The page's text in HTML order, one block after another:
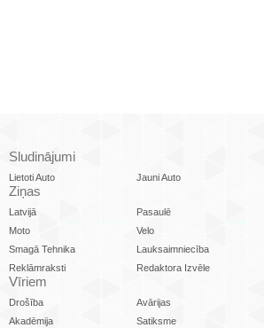
Sludinājumi
Lietoti Auto Jauni Auto
Ziņas
Latvijā Pasaulē
Moto
Velo
Smagā Tehnika
Lauksaimniecība
Reklāmraksti
Redaktora Izvēle
Vīriem
Drošība Avārijas
Akadēmija
Satiksme